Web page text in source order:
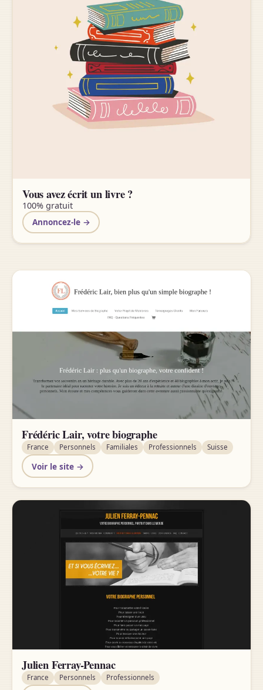
Vous avez écrit un livre ?
100% gratuit
Annoncez-le →
Frédéric Lair, votre biographe
France Personnels Familiales Professionnels Suisse
Voir le site →
Julien Ferray-Pennac
France Personnels Professionnels